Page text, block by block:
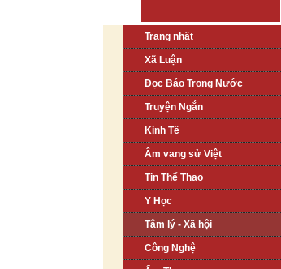
Trang nhất
Xã Luận
Đọc Báo Trong Nước
Truyện Ngắn
Kinh Tế
Âm vang sử Việt
Tin Thể Thao
Y Học
Tâm lý - Xã hội
Công Nghệ